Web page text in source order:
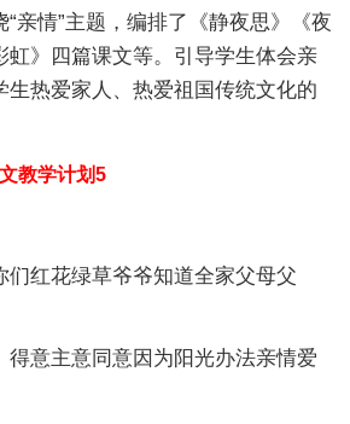
情”主题，编排了《静夜思》《夜
虹》四篇课文等。引导学生体会亲
生热爱家人、热爱祖国传统文化的
教学计划5
红花绿草爷爷知道全家父母父
意主意同意因为阳光办法亲情爱